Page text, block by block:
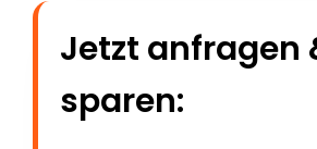
Jetzt anfragen
sparen: